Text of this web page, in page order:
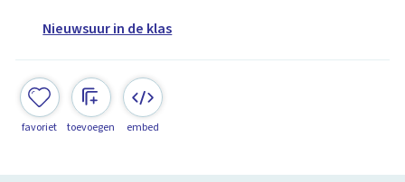
Nieuwsuur in de klas
favoriet toevoegen embed